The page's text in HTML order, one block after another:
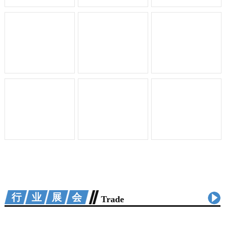
行业展会 Trade